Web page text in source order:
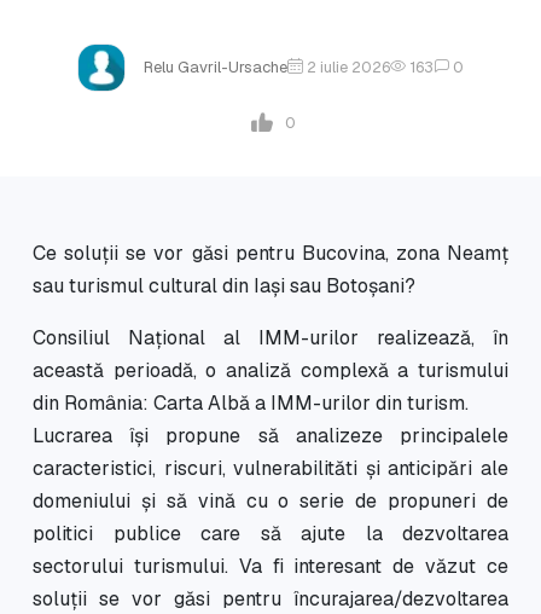
Relu Gavril-Ursache 2 iulie 2026 163 0
0
Ce soluții se vor găsi pentru Bucovina, zona Neamț
sau turismul cultural din Iași sau Botoșani?
Consiliul Național al IMM-urilor realizează, în
această perioadă, o analiză complexă a turismului
din România: Carta Albă a IMM-urilor din turism.
Lucrarea își propune să analizeze principalele
caracteristici, riscuri, vulnerabilităti și anticipări ale
domeniului și să vină cu o serie de propuneri de
politici publice care să ajute la dezvoltarea
sectorului turismului. Va fi interesant de văzut ce
soluții se vor găsi pentru încurajarea/dezvoltarea